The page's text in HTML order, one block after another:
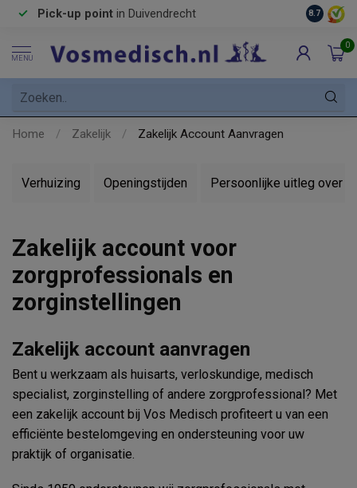
Pick-up point in Duivendrecht 8.7
MENU
0
Home / Zakelijk / Zakelijk Account Aanvragen
Verhuizing Openingstijden Persoonlijke uitleg over
Zakelijk account voor
zorgprofessionals en
zorginstellingen
Zakelijk account aanvragen
Bent u werkzaam als huisarts, verloskundige, medisch
specialist, zorginstelling of andere zorgprofessional? Met
een zakelijk account bij Vos Medisch profiteert u van een
efficiënte bestelomgeving en ondersteuning voor uw
praktijk of organisatie.